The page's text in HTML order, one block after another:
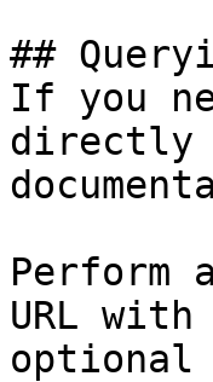
##
If you
directly
Perform
URL
optional